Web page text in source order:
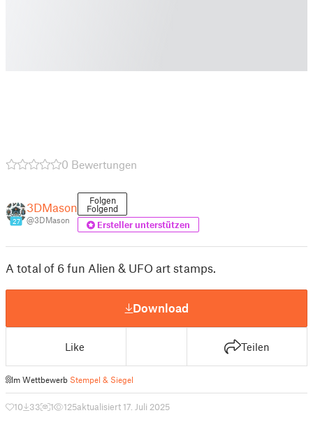
0 Bewertungen
27
3DMason
@3DMason
Folgen
Folgend
Ersteller unterstützen
A total of 6 fun Alien & UFO art stamps.
Download
Like Teilen
Im Wettbewerb Stempel & Siegel
10 33 1 125aktualisiert 17. Juli 2025